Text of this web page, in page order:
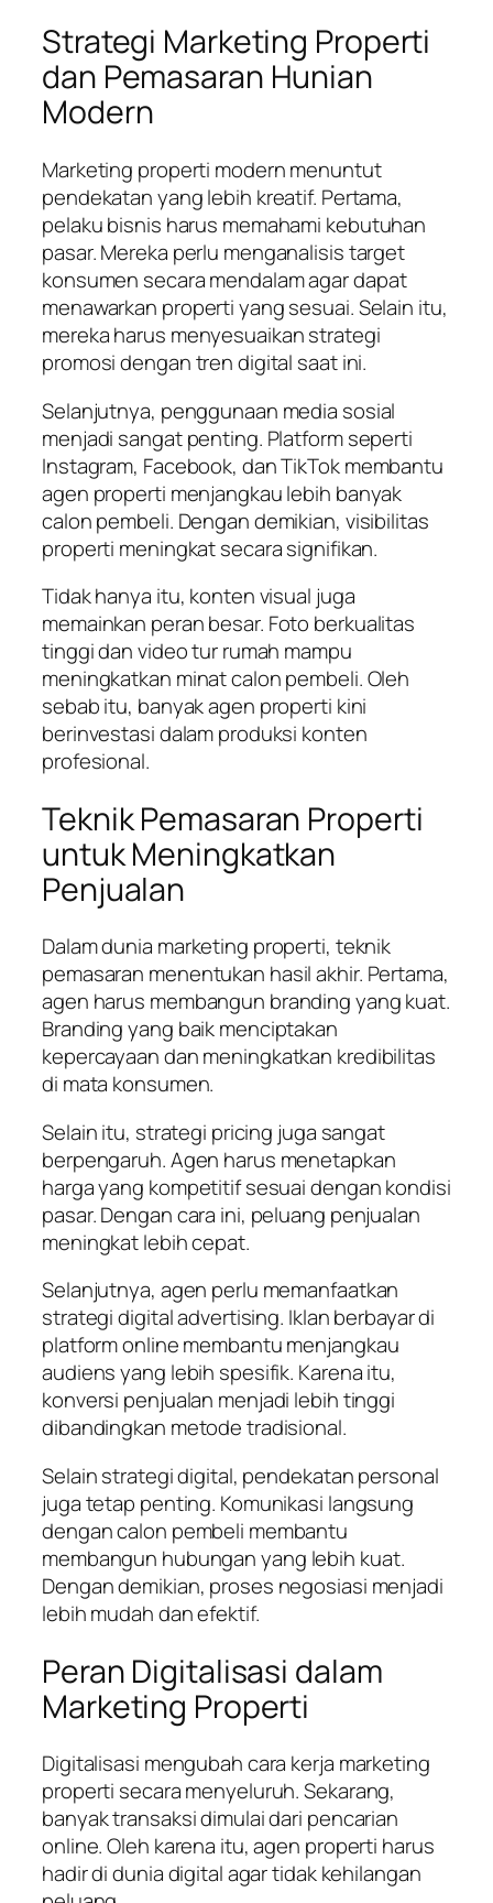
Strategi Marketing Properti
dan Pemasaran Hunian
Modern
Marketing properti modern menuntut
pendekatan yang lebih kreatif. Pertama,
pelaku bisnis harus memahami kebutuhan
pasar. Mereka perlu menganalisis target
konsumen secara mendalam agar dapat
menawarkan properti yang sesuai. Selain itu,
mereka harus menyesuaikan strategi
promosi dengan tren digital saat ini.
Selanjutnya, penggunaan media sosial
menjadi sangat penting. Platform seperti
Instagram, Facebook, dan TikTok membantu
agen properti menjangkau lebih banyak
calon pembeli. Dengan demikian, visibilitas
properti meningkat secara signifikan.
Tidak hanya itu, konten visual juga
memainkan peran besar. Foto berkualitas
tinggi dan video tur rumah mampu
meningkatkan minat calon pembeli. Oleh
sebab itu, banyak agen properti kini
berinvestasi dalam produksi konten
profesional.
Teknik Pemasaran Properti
untuk Meningkatkan
Penjualan
Dalam dunia marketing properti, teknik
pemasaran menentukan hasil akhir. Pertama,
agen harus membangun branding yang kuat.
Branding yang baik menciptakan
kepercayaan dan meningkatkan kredibilitas
di mata konsumen.
Selain itu, strategi pricing juga sangat
berpengaruh. Agen harus menetapkan
harga yang kompetitif sesuai dengan kondisi
pasar. Dengan cara ini, peluang penjualan
meningkat lebih cepat.
Selanjutnya, agen perlu memanfaatkan
strategi digital advertising. Iklan berbayar di
platform online membantu menjangkau
audiens yang lebih spesifik. Karena itu,
konversi penjualan menjadi lebih tinggi
dibandingkan metode tradisional.
Selain strategi digital, pendekatan personal
juga tetap penting. Komunikasi langsung
dengan calon pembeli membantu
membangun hubungan yang lebih kuat.
Dengan demikian, proses negosiasi menjadi
lebih mudah dan efektif.
Peran Digitalisasi dalam
Marketing Properti
Digitalisasi mengubah cara kerja marketing
properti secara menyeluruh. Sekarang,
banyak transaksi dimulai dari pencarian
online. Oleh karena itu, agen properti harus
hadir di dunia digital agar tidak kehilangan